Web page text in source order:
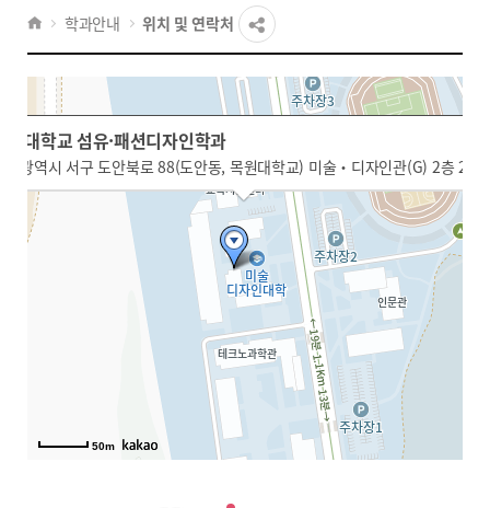
학과안내 위치 및 연락처
원대학교 섬유·패션디자인학과
전광역시 서구 도안북로 88(도안동, 목원대학교) 미술・디자인관(G) 2층 215
50m
원대학교 섬유·패션디자인학과
전광역시 서구 도안북로 88(도안동, 목원대학교) 미술・디자인관(G) 2층 215
50m